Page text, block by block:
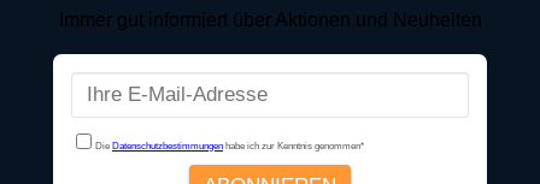
Immer gut informiert über Aktionen und Neuheiten